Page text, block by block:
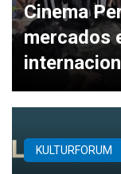
Cinema
mercados
KULTURFORUM